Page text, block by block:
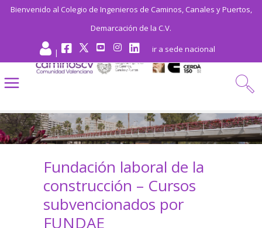
Bienvenido al Colegio de Ingenieros de Caminos, Canales y Puertos,
Demarcación de la C.V.
| ir a sede nacional
Fundación laboral de la
construcción – Cursos
subvencionados por
FUNDAE